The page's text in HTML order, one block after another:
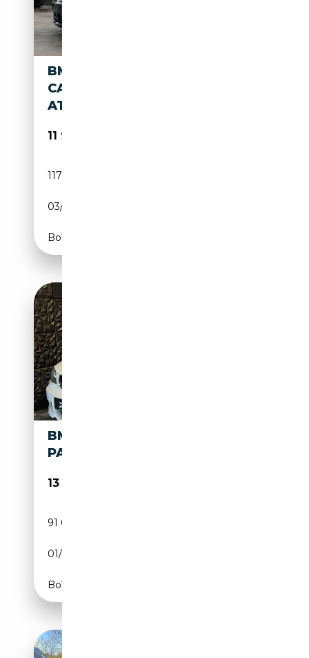
BMW 120 I
CABRIO*LEDER*PDC*TEMPOM
AT*NAVI*
11 990€
117 500 km
03/2011
Boîte manuelle
BMW 120 I CABRIO M-
PAKET
13 950€
91 000 km
01/2009
Boîte manuelle